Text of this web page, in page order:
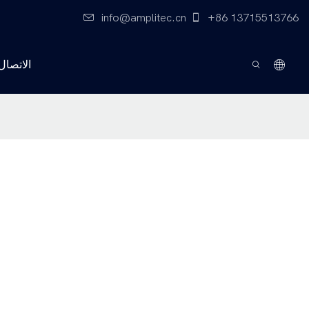
info@amplitec.cn +86 13715513766